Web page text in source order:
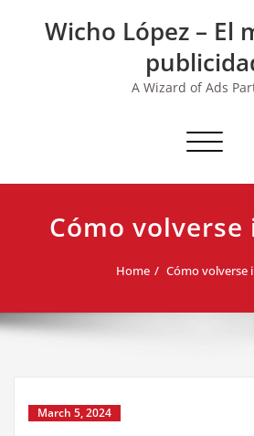
Wicho López – El
A Wizard of Ads
Toggle
Cómo
Home Cómo volverse
March 5, 2024